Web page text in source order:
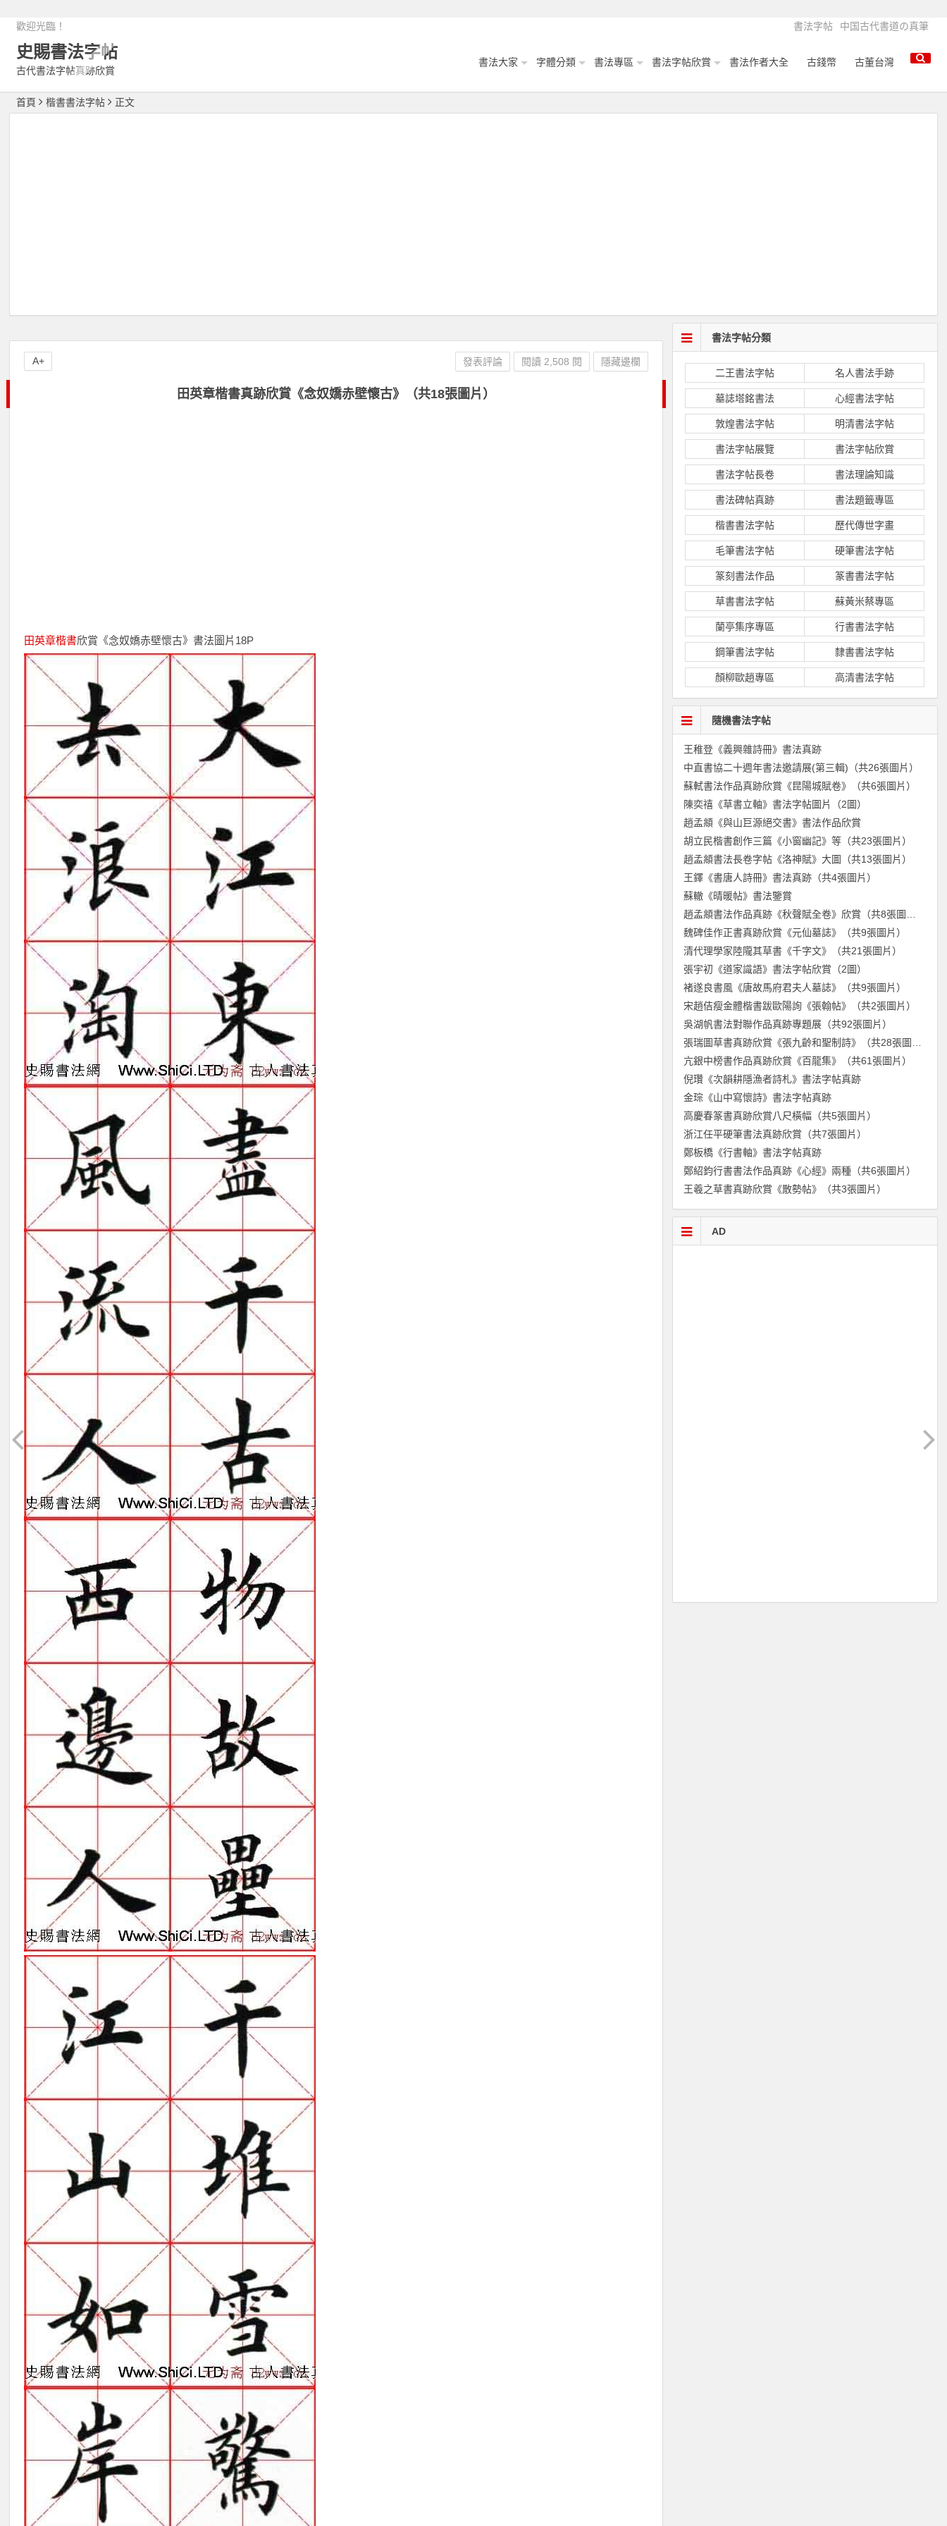
歡迎光臨！ 書法字帖 中国古代書道の真筆
史賜書法字帖
古代書法字帖真跡欣賞
書法大家 字體分類 書法專區 書法字帖欣賞 書法作者大全 古錢幣 古董台灣
首頁 楷書書法字帖 正文
田英章楷書真跡欣賞《念奴嬌赤壁懷古》（共18張圖片）
田英章楷書欣賞《念奴嬌赤壁懷古》書法圖片18P
發表評論 閱讀 2,508 閱 隱藏邊欄
A+
書法字帖分類
二王書法字帖 名人書法手跡
墓誌塔銘書法 心經書法字帖
敦煌書法字帖 明清書法字帖
書法字帖展覽 書法字帖欣賞
書法字帖長卷 書法理論知識
書法碑帖真跡 書法題籤專區
楷書書法字帖 歷代傳世字畫
毛筆書法字帖 硬筆書法字帖
篆刻書法作品 篆書書法字帖
草書書法字帖 蘇黃米蔡專區
蘭亭集序專區 行書書法字帖
鋼筆書法字帖 隸書書法字帖
顏柳歐趙專區 高清書法字帖
隨機書法字帖
王稚登《義興雜詩冊》書法真跡
中直書協二十週年書法邀請展(第三輯)（共26張圖片）
蘇軾書法作品真跡欣賞《昆陽城賦卷》（共6張圖片）
陳奕禧《草書立軸》書法字帖圖片（2圖）
趙孟頫《與山巨源絕交書》書法作品欣賞
胡立民楷書創作三篇《小窗幽記》等（共23張圖片）
趙孟頫書法長卷字帖《洛神賦》大圖（共13張圖片）
王鐸《書唐人詩冊》書法真跡（共4張圖片）
蘇轍《晴暖帖》書法鑒賞
魏碑佳作正書真跡欣賞《元仙墓誌》（共9張圖片）
清代理學家陸隴其草書《千字文》（共21張圖片）
張宇初《道家識語》書法字帖欣賞（2圖）
褚遂良書風《唐故馬府君夫人墓誌》（共9張圖片）
宋趙佶瘦金體楷書跋歐陽詢《張翰帖》（共2張圖片）
吳湖帆書法對聯作品真跡專題展（共92張圖片）
亢銀中榜書作品真跡欣賞《百龍集》（共61張圖片）
倪瓚《次韻耕隱漁者詩札》書法字帖真跡
金琮《山中寫懷詩》書法字帖真跡
高慶春篆書真跡欣賞八尺橫幅（共5張圖片）
浙江任平硬筆書法真跡欣賞（共7張圖片）
鄭板橋《行書軸》書法字帖真跡
鄭紹鈞行書書法作品真跡《心經》兩種（共6張圖片）
王羲之草書真跡欣賞《散勢帖》（共3張圖片）
AD